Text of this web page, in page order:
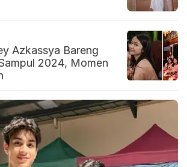
Azkassya Bareng
2024, Momen